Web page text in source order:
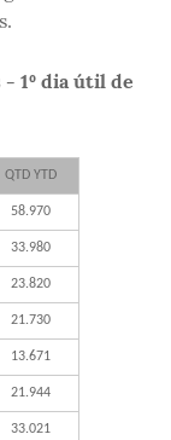
1º dia útil de
QTD YTD
58.970
33.980
23.820
21.730
13.671
21.944
33.021